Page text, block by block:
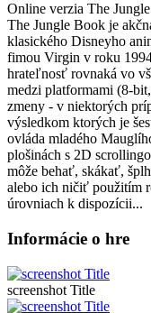
Online verzia The
The Jungle Book je
klasického Disneyho
fimou Virgin v roku
hrateľnosť rovnaká vo
medzi platformami (8-
zmeny - v niektorých
výsledkom ktorých je
ovláda mladého
plošinách s 2D
môže behať, skákať,
alebo ich ničiť použitím
úrovniach k dispozícii...
Informácie o hre
screenshot Title